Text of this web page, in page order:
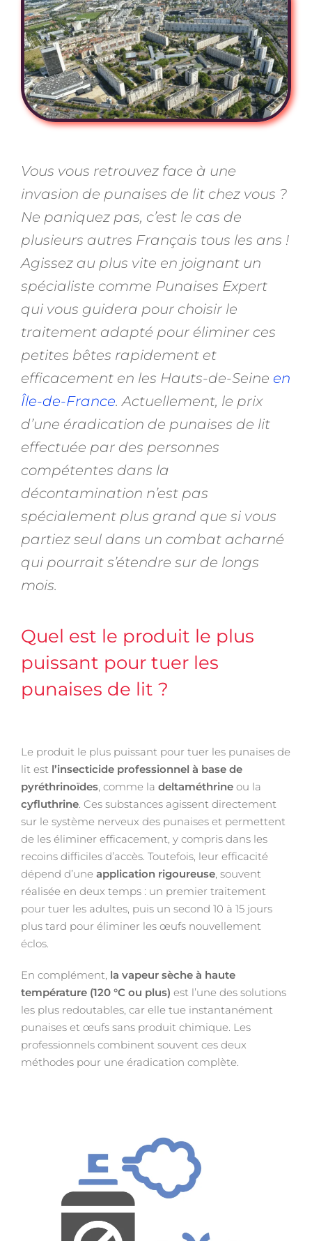
Vous vous retrouvez face à une
invasion de punaises de lit chez vous ?
Ne paniquez pas, c’est le cas de
plusieurs autres Français tous les ans !
Agissez au plus vite en joignant un
spécialiste comme Punaises Expert
qui vous guidera pour choisir le
traitement adapté pour éliminer ces
petites bêtes rapidement et
efficacement en les Hauts-de-Seine en
Île-de-France. Actuellement, le prix
d’une éradication de punaises de lit
effectuée par des personnes
compétentes dans la
décontamination n’est pas
spécialement plus grand que si vous
partiez seul dans un combat acharné
qui pourrait s’étendre sur de longs
mois.
Quel est le produit le plus
puissant pour tuer les
punaises de lit ?
Le produit le plus puissant pour tuer les punaises de
lit est l’insecticide professionnel à base de
pyréthrinoïdes, comme la deltaméthrine ou la
cyfluthrine. Ces substances agissent directement
sur le système nerveux des punaises et permettent
de les éliminer efficacement, y compris dans les
recoins difficiles d’accès. Toutefois, leur efficacité
dépend d’une application rigoureuse, souvent
réalisée en deux temps : un premier traitement
pour tuer les adultes, puis un second 10 à 15 jours
plus tard pour éliminer les œufs nouvellement
éclos.
En complément, la vapeur sèche à haute
température (120 °C ou plus) est l’une des solutions
les plus redoutables, car elle tue instantanément
punaises et œufs sans produit chimique. Les
professionnels combinent souvent ces deux
méthodes pour une éradication complète.